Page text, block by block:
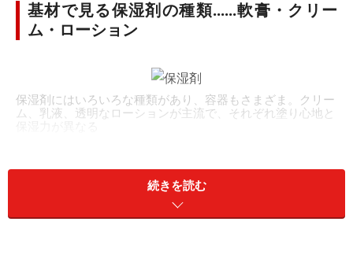
基材で見る保湿剤の種類……軟膏・クリー
ム・ローション
保湿剤にはいろいろな種類があり、容器もさまざま。クリー
ム、乳液、透明なローションが主流で、それぞれ塗り心地と
とりしているか」で分類されます。正確には「基材」と
いわれ、これに様々な成分を溶かして製品の特徴が決ま
続きを読む